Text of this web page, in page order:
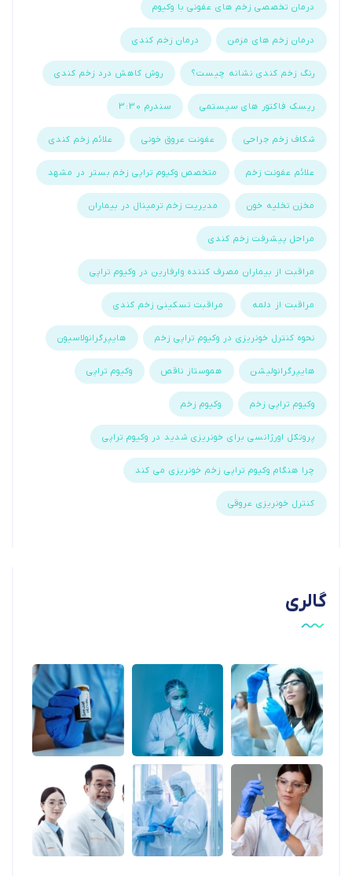
درمان تخصصی زخم های عفونی با وکیوم
درمان زخم های مزمن درمان زخم کندی
رنگ زخم کندی نشانه چیست؟ روش کاهش درد زخم کندی
ریسک فاکتور های سیستمی سندرم 3:30
شکاف زخم جراحی عفونت عروق خونی علائم زخم کندی
علائم عفونت زخم متخصص وکیوم تراپی زخم بستر در مشهد
مخزن تخلیه خون مدیریت زخم ترمینال در بیماران
مراحل پیشرفت زخم کندی
مراقبت از بیماران مصرف کننده وارفارین در وکیوم تراپی
مراقبت از دلمه مراقبت تسکینی زخم کندی
نحوه کنترل خونریزی در وکیوم تراپی زخم هایپرگرانولاسیون
هایپرگرانولیشن هموستاز ناقص وکیوم تراپی
وکیوم تراپی زخم وکیوم زخم
پروتکل اورژانسی برای خونریزی شدید در وکیوم تراپی
چرا هنگام وکیوم تراپی زخم خونریزی می کند
کنترل خونریزی عروقی
گالری